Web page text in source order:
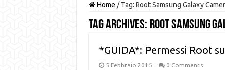
Home / Tag: Root Samsung Galaxy
Tag Archives: Root Samsung
*GUIDA*: Permessi Root
5 Febbraio 2016 0 Comments